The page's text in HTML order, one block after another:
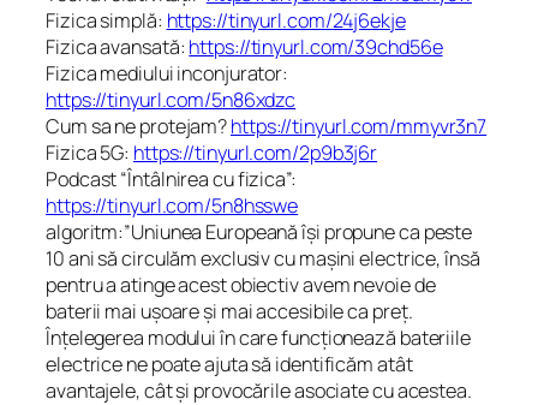
Fizica simplă: https://tinyurl.com/24j6ekje
Fizica avansată: https://tinyurl.com/39chd56e
Fizica mediului inconjurator:
https://tinyurl.com/5n86xdzc
Cum sa ne protejam?https://tinyurl.com/mmyvr3n7
Fizica 5G: https://tinyurl.com/2p9b3j6r
Podcast “Întâlnirea cu fizica”:
https://tinyurl.com/5n8hsswe
algoritm:”Uniunea Europeană își propune ca peste
10 ani să circulăm exclusiv cu mașini electrice, însă
pentru a atinge acest obiectiv avem nevoie de
baterii mai ușoare și mai accesibile ca preț.
Înțelegerea modului în care funcționează bateriile
electrice ne poate ajuta să identificăm atât
avantajele, cât și provocările asociate cu acestea.